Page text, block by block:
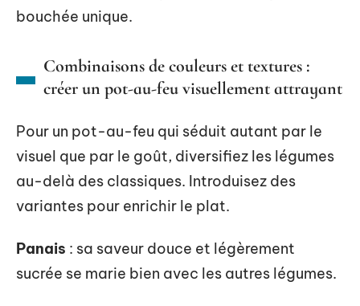
bouchée unique.
Combinaisons de couleurs et textures :
créer un pot-au-feu visuellement attrayant
Pour un pot-au-feu qui séduit autant par le
visuel que par le goût, diversifiez les légumes
au-delà des classiques. Introduisez des
variantes pour enrichir le plat.
Panais : sa saveur douce et légèrement
sucrée se marie bien avec les autres légumes.